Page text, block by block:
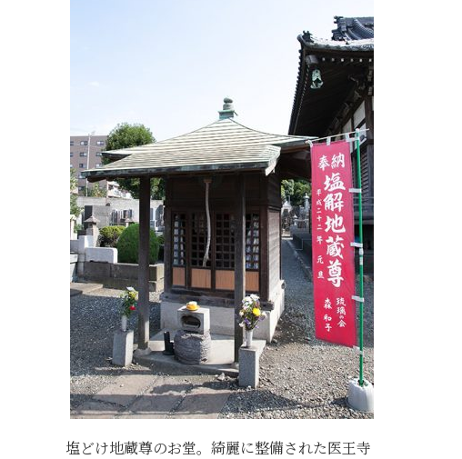
塩どけ地蔵尊のお堂。綺麗に整備された医王寺